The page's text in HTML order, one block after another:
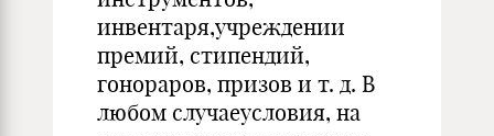
инвентаря,учреждении
пре­мий, стипендий,
гонораров, призов и т. д. В
любом случаеусловия, на